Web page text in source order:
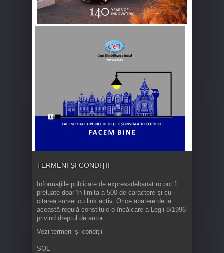
TERMENI ȘI CONDIȚII
Informaţiile publicate de expressdebanat.ro pot fi
preluate doar în limita a 500 de caractere şi cu
citarea sursei cu link activ. Orice abatere de la
această regulă constituie o încălcare a Legii 8/1996
privind dreptul de autor.
Vezi termeni și condiții
SOL